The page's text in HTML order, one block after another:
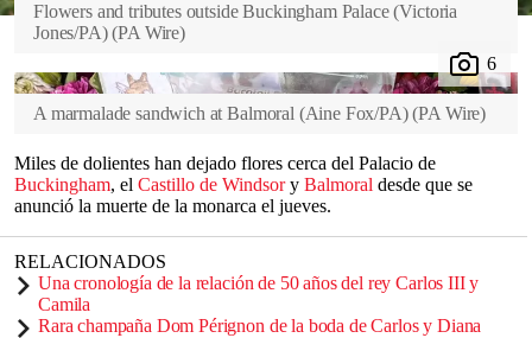
seconds
seconds
Flowers and tributes outside Buckingham Palace (Victoria
Jones/PA) (PA Wire)
A marmalade sandwich at Balmoral (Aine Fox/PA) (PA Wire)
Miles de dolientes han dejado flores cerca del Palacio de
Buckingham, el Castillo de Windsory Balmoral desde que se
anunció la muerte de la monarca el jueves.
RELACIONADOS
Una cronología de la relación de 50 años del rey Carlos III y
Camila
Rara champaña Dom Pérignon de la boda de Carlos y Diana